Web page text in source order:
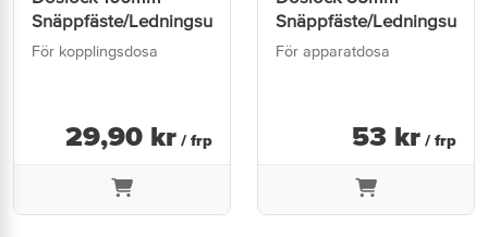
Snäppfäste/Ledningsuttag
För kopplingsdosa
29,90 kr / frp
Snäppfäste/Ledningsuttag
För apparatdosa
53 kr / frp